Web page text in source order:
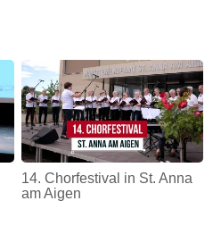
14. Chorfestival in St. Anna
am Aigen